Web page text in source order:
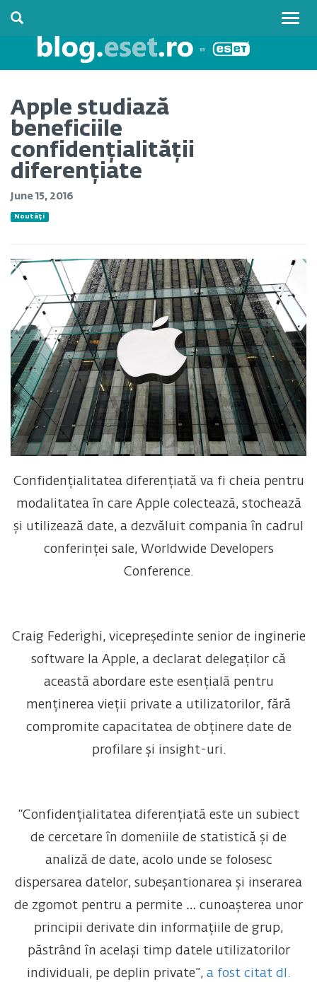
Apple studiază
beneficiile
confidențialității
diferențiate
June 15, 2016
Noutăți
Confidențialitatea diferențiată va fi cheia pentru
modalitatea în care Apple colectează, stochează
și utilizează date, a dezvăluit compania în cadrul
conferinței sale, Worldwide Developers
Conference.
Craig Federighi, vicepreședinte senior de inginerie
software la Apple, a declarat delegaților că
această abordare este esențială pentru
menținerea vieții private a utilizatorilor, fără
compromite capacitatea de obținere date de
profilare și insight-uri.
“Confidențialitatea diferențiată este un subiect
de cercetare în domeniile de statistică și de
analiză de date, acolo unde se folosesc
dispersarea datelor, subeșantionarea și inserarea
de zgomot pentru a permite … cunoașterea unor
principii derivate din informațiile de grup,
păstrând în același timp datele utilizatorilor
individuali, pe deplin private”, a fost citat dl.